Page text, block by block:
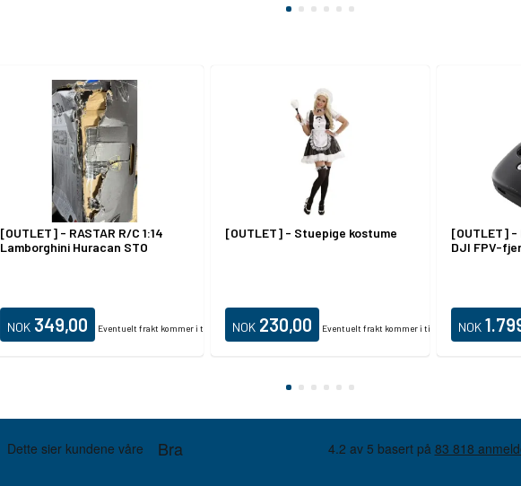
[OUTLET] - RASTAR R/C 1:14
Lamborghini Huracan STO
NOK 349,00 Eventuelt frakt kommer i tillegg.
[OUTLET] - Stuepige kostume
NOK 230,00 Eventuelt frakt kommer i tillegg.
[OUTLET]
DJI FPV-
NOK